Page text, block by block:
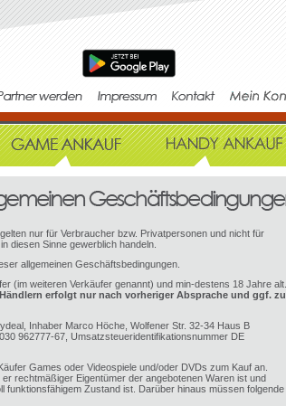
nur für Verbraucher bzw. Privatpersonen und nicht für
diesen Sinne gewerblich handeln.
allgemeinen Geschäftsbedingungen.
(im weiteren Verkäufer genannt) und min-destens 18 Jahre alt.
erfolgt nur nach vorheriger Absprache und ggf. zu
Inhaber Marco Höche, Wolfener Str. 32-34 Haus B
962777-67, Umsatzsteueridentifikationsnummer DE
Games oder Videospiele und/oder DVDs zum Kauf an.
rechtmäßiger Eigentümer der angebotenen Waren ist und
funktionsfähigem Zustand ist. Darüber hinaus müssen folgende